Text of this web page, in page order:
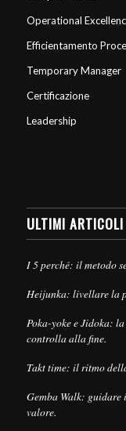
Operational
Efficientamento
Temporary Manager
Certificazione
Leadership
ULTIMI ARTICOLI
I 5 perché: il metodo
Heijunka: livellare la
Poka-yoke e Jidoka:
controlla alla fine.
Takt time: il ritmo
Gemba Walk:
valore.